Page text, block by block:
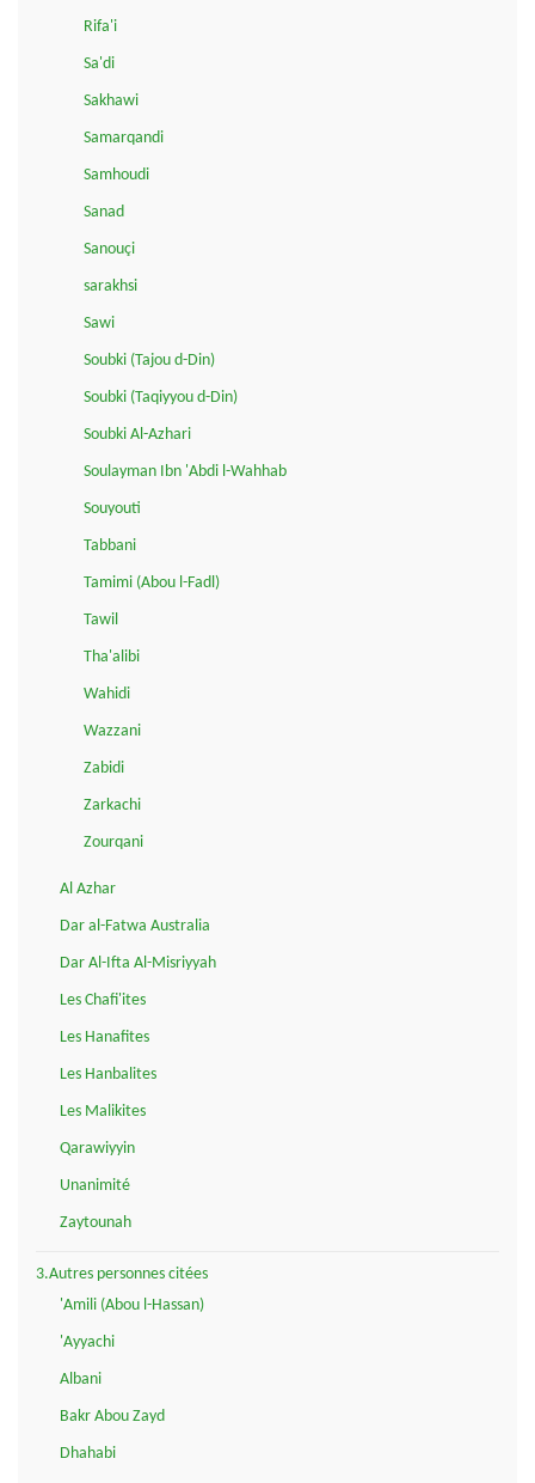
Rifa'i
Sa'di
Sakhawi
Samarqandi
Samhoudi
Sanad
Sanouçi
sarakhsi
Sawi
Soubki (Tajou d-Din)
Soubki (Taqiyyou d-Din)
Soubki Al-Azhari
Soulayman Ibn 'Abdi l-Wahhab
Souyouti
Tabbani
Tamimi (Abou l-Fadl)
Tawil
Tha'alibi
Wahidi
Wazzani
Zabidi
Zarkachi
Zourqani
Al Azhar
Dar al-Fatwa Australia
Dar Al-Ifta Al-Misriyyah
Les Chafi'ites
Les Hanafites
Les Hanbalites
Les Malikites
Qarawiyyin
Unanimité
Zaytounah
3.Autres personnes citées
'Amili (Abou l-Hassan)
'Ayyachi
Albani
Bakr Abou Zayd
Dhahabi